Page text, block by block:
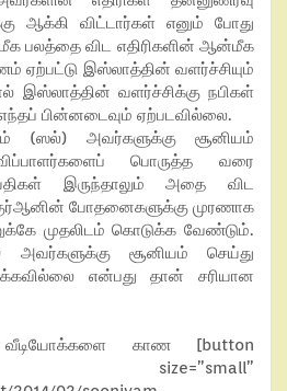
ஆக்கி விட்டார்கள் எனும் போது
பலத்தை விட எதிரிகளின் ஆன்மீக
இஸ்லாத்தின் வளர்ச்சியும்
இஸ்லாத்தின் வளர்ச்சிக்கு நபிகள்
பின்னடைவும் ஏற்படவில்லை.
(ஸல்) அவர்களுக்கு சூனியம்
பொருத்த வரை
இருந்தாலும் அதை விட
போதனைகளுக்கு முரணாக
முதலிடம் கொடுக்க வேண்டும்.
சூனியம் செய்து
என்பது தான் சரியான
வீடியோக்களை காண [button
size=”small”